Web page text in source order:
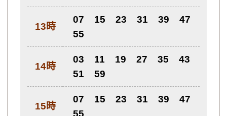
13時
07 15 23 31 39
47
55
14時
03 11 19 27 35
43
51
59
15時
07 15 23 31 39
47
55